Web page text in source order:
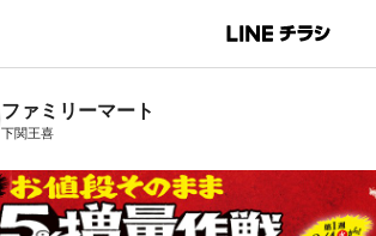
ファミリーマート
下関王喜